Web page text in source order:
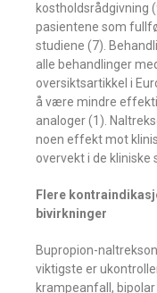
kostholdsrådgivning
pasientene som
studiene (7).
alle behandlinger
oversiktsartikkel i
å være mindre
analoger (1).
noen effekt mot
overvekt i de kliniske
Flere
bivirkninger
Bupropion-
viktigste er
krampeanfall,